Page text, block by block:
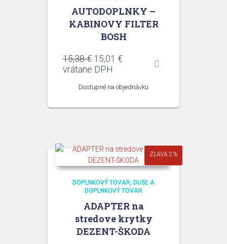
AUTODOPLNKY –
KABINOVY FILTER
BOSH
15,38€ Pôvodná
cena
15,38 €.
15,01 €Aktuálna
15,01 €.
vrátane DPH
Dostupné na objednávku
ZĽAVA 2%
DOPLNKOVÝ TOVAR DUŠE A
DOPLNKOVÝ TOVAR
ADAPTER na
stredove krytky
DEZENT-ŠKODA